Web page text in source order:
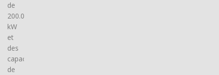
de
200.0
kW
et
des
capacités
de